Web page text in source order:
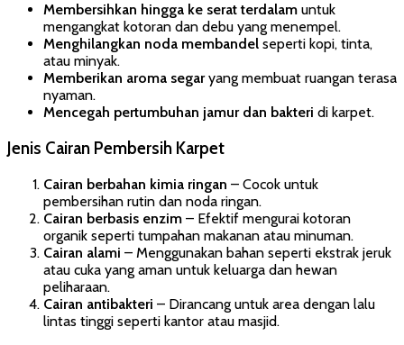
Membersihkan hingga ke serat terdalam untuk
mengangkat kotoran dan debu yang menempel.
Menghilangkan noda membandel seperti kopi, tinta,
atau minyak.
Memberikan aroma segaryang membuat ruangan terasa
nyaman.
Mencegah pertumbuhan jamur dan bakteri di karpet.
Jenis Cairan Pembersih Karpet
Cairan berbahan kimia ringan – Cocok untuk
pembersihan rutin dan noda ringan.
Cairan berbasis enzim – Efektif mengurai kotoran
organik seperti tumpahan makanan atau minuman.
Cairan alami – Menggunakan bahan seperti ekstrak jeruk
atau cuka yang aman untuk keluarga dan hewan
peliharaan.
Cairan antibakteri – Dirancang untuk area dengan lalu
lintas tinggi seperti kantor atau masjid.